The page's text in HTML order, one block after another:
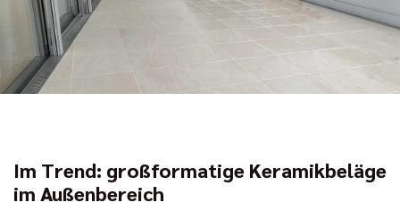
Im Trend: großformatige Keramikbeläge
im Außenbereich